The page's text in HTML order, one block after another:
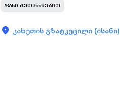
ᲤᲐᲡᲘ ᲨᲔᲗᲐᲜᲮᲛᲔᲑᲘᲗ
კახეთის გზატკეცილი (ისანი)